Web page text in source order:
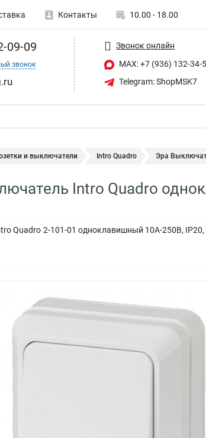
Контакты 10.00 - 18.00
09-09
звонок
Звонок онлайн
MAX: +7 (936) 132-34-
Telegram: ShopMSK7
и выключатели Intro Quadro Эра
Intro Quadro
Quadro 2-101-01 одноклавишный 10А-250В,